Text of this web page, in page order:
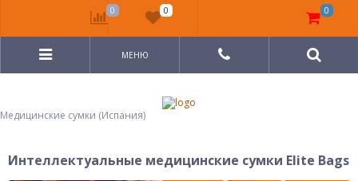
Медицинские сумки (Испания)
МЕНЮ
Интеллектуальные медицинские сумки Elite Bags
0 0 0